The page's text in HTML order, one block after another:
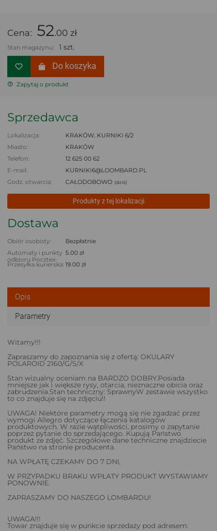
Cena: 52.00 zł
Stan magazynu: 1 szt.
Do koszyka
Zapytaj o produkt
Sprzedawca
Lokalizacja:
KRAKÓW, KURNIKI 6/2
Miasto:
KRAKÓW
Telefon:
12 625 00 62
E-mail:
KURNIKI6@LOOMBARD.PL
Godz. otwarcia:
CAŁODOBOWO (dziś)
Produkty z tej lokalizacji
Dostawa
Obiór osobisty:
Bezpłatnie
Automaty i punkty
odbioru Pocztex:
5.00 zł
Przesyłka kurierska: 19.00 zł
Opis
Parametry
Witamy!!!
Zapraszamy do zapoznania się z ofertą: OKULARY
POLAROID 2160/G/S/X
Stan wizualny oceniam na BARDZO DOBRY.Posiada
mniejsze jak i większe rysy, otarcia, nieznaczne obicia oraz
zabrudzenia.Stan techniczny: SprawnyW zestawie wszystko
to co znajduje się na zdjęciu!!
UWAGA! Niektóre parametry mogą się nie zgadzać przez
wymogi Allegro dotyczące łączenia katalogów
produktowych. W razie wątpliwości, prosimy o zapytanie
poprzez pytanie do sprzedającego. Kupują Państwo
produkt ze zdjęć. Szczegółowe dane techniczne znajdziecie
Państwo na stronie producenta.
NA WPŁATĘ CZEKAMY DO 7 DNI,
W PRZYPADKU BRAKU WPŁATY PRODUKT WYSTAWIAMY
PONOWNIE.
ZAPRASZAMY DO NASZEGO LOMBARDU!
UWAGA!!!
Towar znajduje się w punkcie sprzedaży pod adresem: